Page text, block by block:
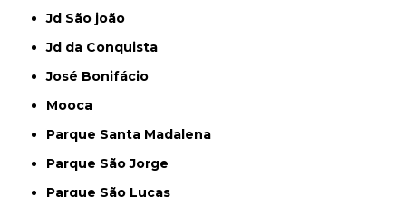
Jd São joão
Jd da Conquista
José Bonifácio
Mooca
Parque Santa Madalena
Parque São Jorge
Parque São Lucas